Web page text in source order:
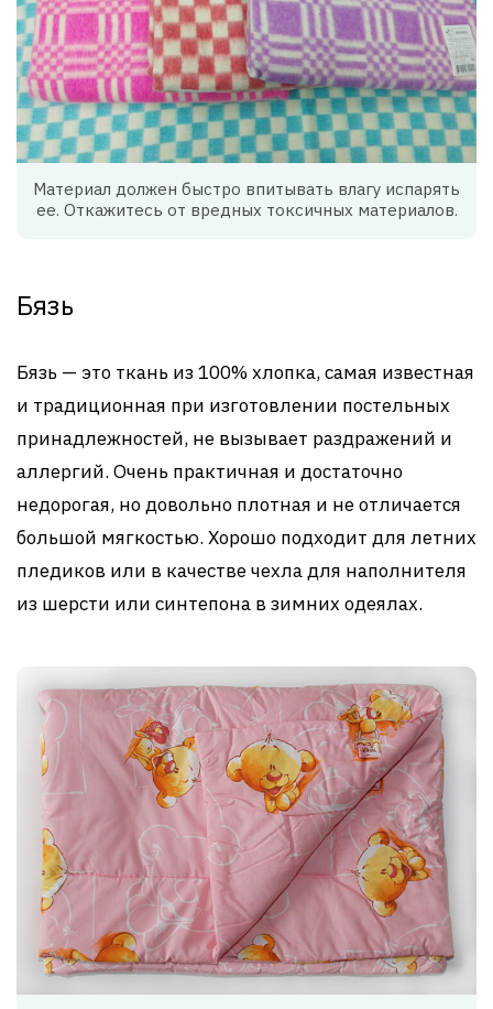
Материал должен быстро впитывать влагу испарять
ее. Откажитесь от вредных токсичных материалов.
Бязь
Бязь — это ткань из 100% хлопка, самая известная
и традиционная при изготовлении постельных
принадлежностей, не вызывает раздражений и
аллергий. Очень практичная и достаточно
недорогая, но довольно плотная и не отличается
большой мягкостью. Хорошо подходит для летних
пледиков или в качестве чехла для наполнителя
из шерсти или синтепона в зимних одеялах.